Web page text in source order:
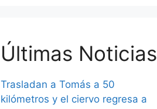
Últimas Noticias
Trasladan a Tomás a 50
kilómetros y el ciervo regresa a